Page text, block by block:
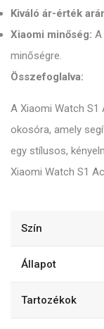
Kiváló ár-érték
Xiaomi minőség: A
minőségre.
Összefoglalva:
A Xiaomi Watch
okosóra, amely
egy stílusos,
Xiaomi Watch S1
Szín
Állapot
Tartozékok